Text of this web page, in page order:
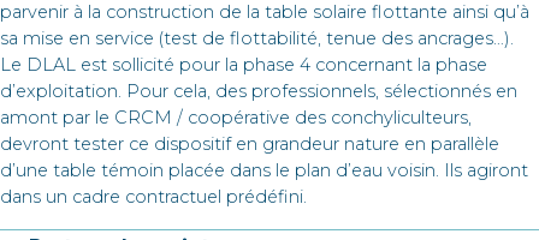
parvenir à la construction de la table solaire flottante ainsi qu’à
sa mise en service (test de flottabilité, tenue des ancrages…).
Le DLAL est sollicité pour la phase 4 concernant la phase
d’exploitation. Pour cela, des professionnels, sélectionnés en
amont par le CRCM / coopérative des conchyliculteurs,
devront tester ce dispositif en grandeur nature en parallèle
d’une table témoin placée dans le plan d’eau voisin. Ils agiront
dans un cadre contractuel prédéfini.